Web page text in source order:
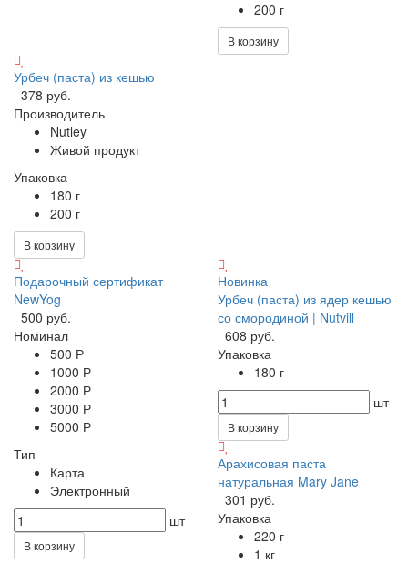
200 г
В корзину
Урбеч (паста) из кешью
378 руб.
Производитель
Nutley
Живой продукт
Упаковка
180 г
200 г
В корзину
Подарочный сертификат
NewYog
500 руб.
Номинал
500 Р
1000 Р
2000 Р
3000 Р
5000 Р
Тип
Карта
Электронный
шт
В корзину
Новинка
Урбеч (паста) из ядер кешью
со смородиной | Nutvill
608 руб.
Упаковка
180 г
шт
В корзину
Арахисовая паста
натуральная Mary Jane
301 руб.
Упаковка
220 г
1 кг